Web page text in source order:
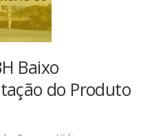
Baixo
do Produto